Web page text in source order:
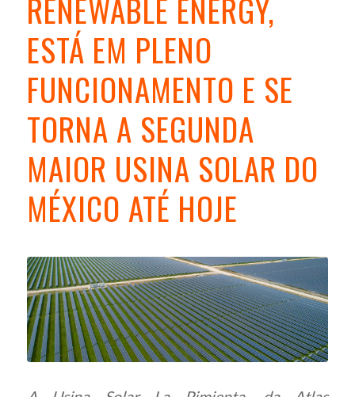
RENEWABLE ENERGY,
ESTÁ EM PLENO
FUNCIONAMENTO E SE
TORNA A SEGUNDA
MAIOR USINA SOLAR DO
MÉXICO ATÉ HOJE